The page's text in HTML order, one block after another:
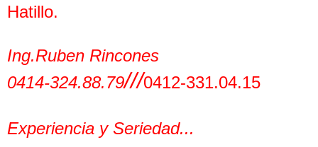
Hatillo.
Ing.Ruben Rincones
0414-324.88.79///0412-331.04.15
Experiencia y Seriedad...